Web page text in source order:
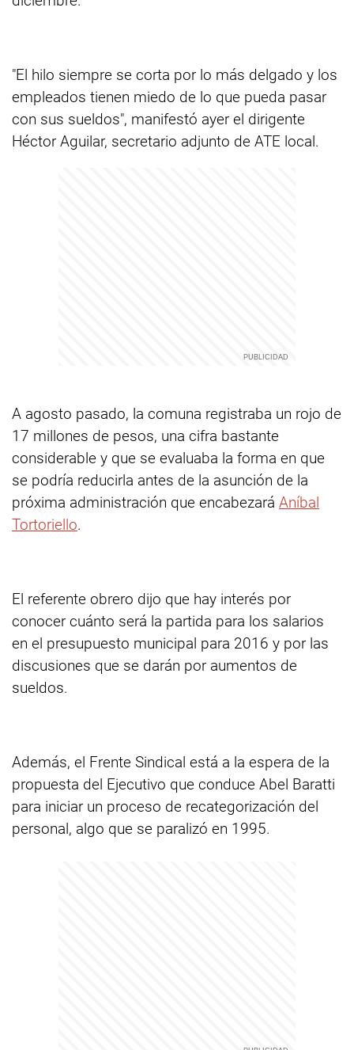
"El hilo siempre se corta por lo más delgado y los
empleados tienen miedo de lo que pueda pasar
con sus sueldos", manifestó ayer el dirigente
Héctor Aguilar, secretario adjunto de ATE local.
A agosto pasado, la comuna registraba un rojo de
17 millones de pesos, una cifra bastante
considerable y que se evaluaba la forma en que
se podría reducirla antes de la asunción de la
próxima administración que encabezará Aníbal
Tortoriello.
El referente obrero dijo que hay interés por
conocer cuánto será la partida para los salarios
en el presupuesto municipal para 2016 y por las
discusiones que se darán por aumentos de
sueldos.
Además, el Frente Sindical está a la espera de la
propuesta del Ejecutivo que conduce Abel Baratti
para iniciar un proceso de recategorización del
personal, algo que se paralizó en 1995.